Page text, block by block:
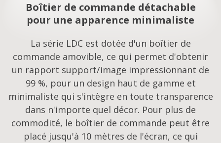
Boîtier de commande détachable
pour une apparence minimaliste
La série LDC est dotée d'un boîtier de
commande amovible, ce qui permet d'obtenir
un rapport support/image impressionnant de
99 %, pour un design haut de gamme et
minimaliste qui s'intègre en toute transparence
dans n'importe quel décor. Pour plus de
commodité, le boîtier de commande peut être
placé jusqu'à 10 mètres de l'écran, ce qui